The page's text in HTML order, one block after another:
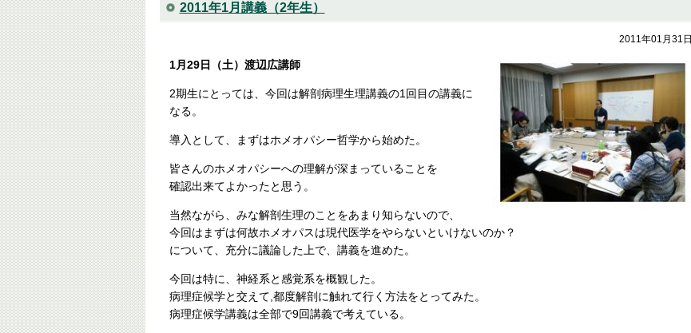
2011年1月講義（2年生）
2011年01月31日
1月29日（土）渡辺広講師
2期生にとっては、今回は解剖病理生理講義の1回目の講義に
なる。
導入として、まずはホメオパシー哲学から始めた。
皆さんのホメオパシーへの理解が深まっていることを
確認出来てよかったと思う。
当然ながら、みな解剖生理のことをあまり知らないので、
今回はまずは何故ホメオパスは現代医学をやらないといけないのか？
について、充分に議論した上で、講義を進めた。
今回は特に、神経系と感覚系を概観した。
病理症候学と交えて,都度解剖に触れて行く方法をとってみた。
病理症候学講義は全部で9回講義で考えている。